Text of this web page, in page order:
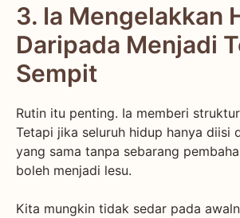
3. Ia Mengelakkan
Daripada Menjadi
Sempit
Rutin itu penting. Ia memberi
Tetapi jika seluruh hidup hanya diisi
yang sama tanpa sebarang
boleh menjadi lesu.
Kita mungkin tidak sedar pada